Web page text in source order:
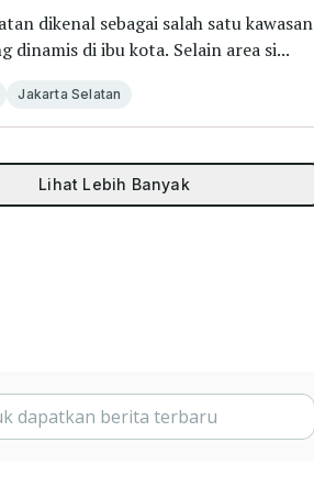
dikenal sebagai salah satu kawasan
dinamis di ibu kota. Selain area si...
Jakarta Selatan
Lihat Lebih Banyak